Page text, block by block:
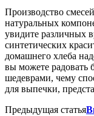
Производство
натуральных
увидите различных
синтетических
домашнего хлеба
вы можете
шедеврами, чему
для выпечки,
Предыдущая статья